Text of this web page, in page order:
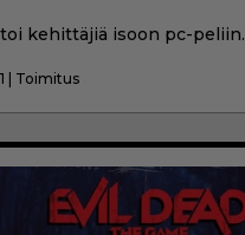
kehittäjiä isoon pc-peliin.
| Toimitus